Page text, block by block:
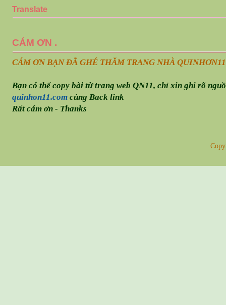
Translate
CÁM ƠN .
CÁM ƠN BẠN ĐÃ GHÉ THĂM TRANG NHÀ QUINHƠN
Bạn có thể copy bài từ trang web QN11, chỉ xin ghi rõ
quinhon11.comcùng Back link
Rất cám ơn - Thanks